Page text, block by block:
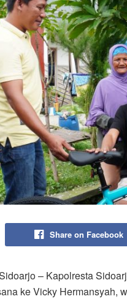
Share on Facebook
– Kapolresta
ke Vicky Hermansyah,